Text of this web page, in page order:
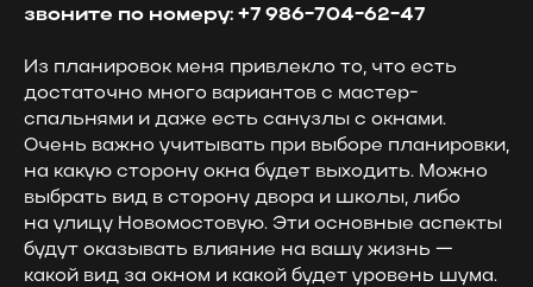
звоните по номеру: +7 986−704−62−47
Из планировок меня привлекло то, что есть
достаточно много вариантов с мастер-
спальнями и даже есть санузлы с окнами.
Очень важно учитывать при выборе планировки,
на какую сторону окна будет выходить. Можно
выбрать вид в сторону двора и школы, либо
на улицу Новомостовую. Эти основные аспекты
будут оказывать влияние на вашу жизнь —
какой вид за окном и какой будет уровень шума.